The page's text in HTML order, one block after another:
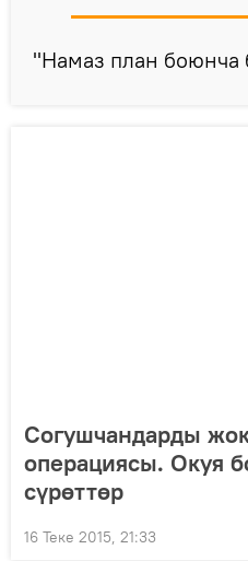
"Намаз план боюнча
Согушчандарды
операциясы. Окуя
сүрөттөр
16 Теке 2015, 21:33